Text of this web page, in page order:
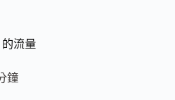
的流量
鐘